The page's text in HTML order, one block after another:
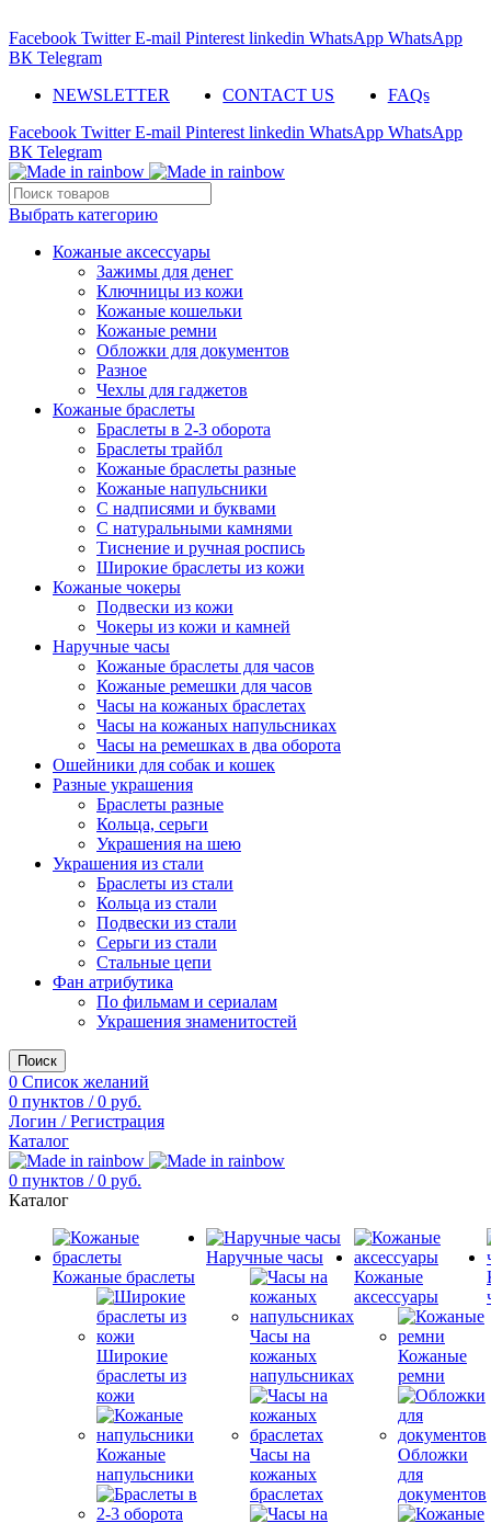
Facebook Twitter E-mail Pinterest linkedin WhatsApp WhatsApp
ВК Telegram
NEWSLETTER
CONTACT US
FAQs
Facebook Twitter E-mail Pinterest linkedin WhatsApp WhatsApp
ВК Telegram
Выбрать категорию
Кожаные аксессуары
Зажимы для денег
Ключницы из кожи
Кожаные кошельки
Кожаные ремни
Обложки для документов
Разное
Чехлы для гаджетов
Кожаные браслеты
Браслеты в 2-3 оборота
Браслеты трайбл
Кожаные браслеты разные
Кожаные напульсники
С надписями и буквами
С натуральными камнями
Тиснение и ручная роспись
Широкие браслеты из кожи
Кожаные чокеры
Подвески из кожи
Чокеры из кожи и камней
Наручные часы
Кожаные браслеты для часов
Кожаные ремешки для часов
Часы на кожаных браслетах
Часы на кожаных напульсниках
Часы на ремешках в два оборота
Ошейники для собак и кошек
Разные украшения
Браслеты разные
Кольца, серьги
Украшения на шею
Украшения из стали
Браслеты из стали
Кольца из стали
Подвески из стали
Серьги из стали
Стальные цепи
Фан атрибутика
По фильмам и сериалам
Украшения знаменитостей
Поиск
0 Список желаний
0 пунктов / 0 руб.
Логин / Регистрация
Каталог
0 пунктов / 0 руб.
Каталог
Кожаные браслеты
Широкие
браслеты из
кожи
Кожаные
напульсники
Наручные часы
Часы на
кожаных
напульсниках
Часы на
кожаных
браслетах
Кожаные
аксессуары
Кожаные
ремни
Обложки
для
документов